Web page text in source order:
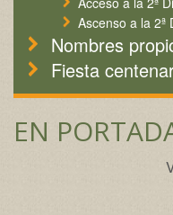
Ascenso a la 2ª
Nombres
Fiesta
EN